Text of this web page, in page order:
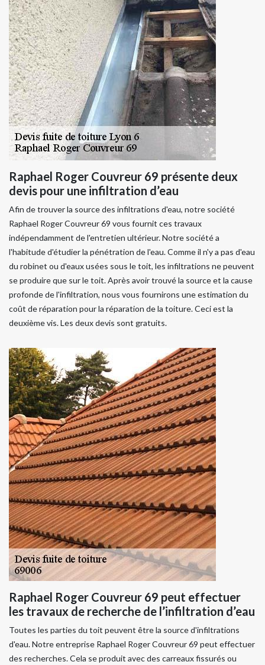
Raphael Roger Couvreur 69 présente deux
devis pour une infiltration d’eau
Afin de trouver la source des infiltrations d'eau, notre société
Raphael Roger Couvreur 69 vous fournit ces travaux
indépendamment de l'entretien ultérieur. Notre société a
l'habitude d'étudier la pénétration de l'eau. Comme il n'y a pas d'eau
du robinet ou d'eaux usées sous le toit, les infiltrations ne peuvent
se produire que sur le toit. Après avoir trouvé la source et la cause
profonde de l'infiltration, nous vous fournirons une estimation du
coût de réparation pour la réparation de la toiture. Ceci est la
deuxième vis. Les deux devis sont gratuits.
Raphael Roger Couvreur 69 peut effectuer
les travaux de recherche de l’infiltration d’eau
Toutes les parties du toit peuvent être la source d'infiltrations
d'eau. Notre entreprise Raphael Roger Couvreur 69 peut effectuer
des recherches. Cela se produit avec des carreaux fissurés ou